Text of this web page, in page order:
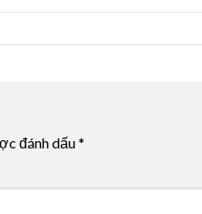
đánh dấu*